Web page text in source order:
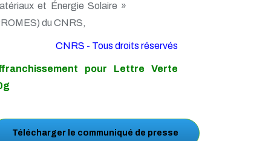
et Énergie Solaire »
du CNRS,
CNRS - Tous droits réservés
pour Lettre Verte
Télécharger le communiqué de presse